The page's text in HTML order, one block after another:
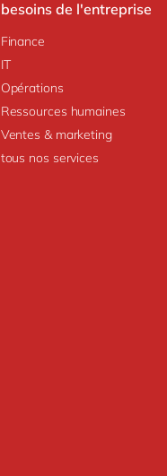
besoins de l'entreprise
Finance
IT
Opérations
Ressources humaines
Ventes & marketing
tous nos services